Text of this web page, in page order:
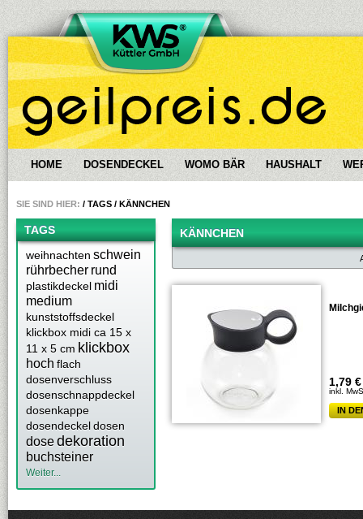
HOME DOSENDECKEL WOMO BÄR HAUSHALT
SIE SIND HIER: / TAGS / KÄNNCHEN
TAGS
weihnachten schwein
rührbecher rund
plastikdeckel midi
medium
kunststoffsdeckel
klickbox midi ca 15 x
11 x 5 cm klickbox
hoch flach
dosenverschluss
dosenschnappdeckel
dosenkappe
dosendeckeldosen
dosedekoration
buchsteiner
Weiter...
KÄNNCHEN
1,79
inkl.
IN